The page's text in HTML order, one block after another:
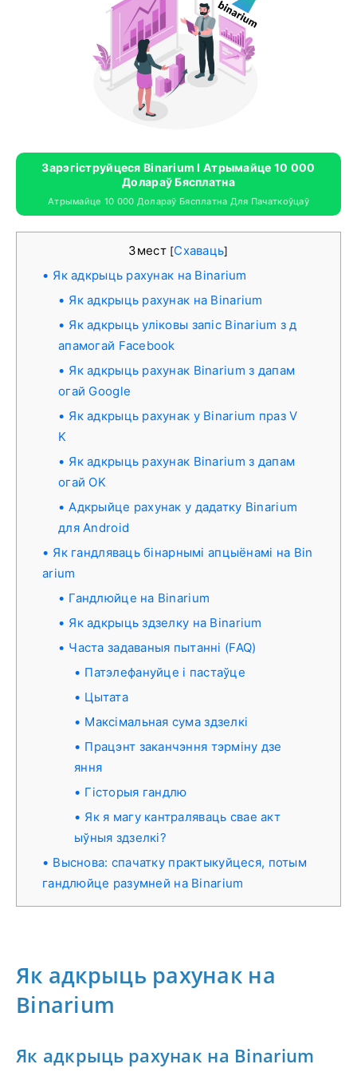
Зарэгіструйцеся Binarium І Атрымайце 10 000
Долараў Бясплатна
Атрымайце 10 000 Долараў Бясплатна Для Пачаткоўцаў
Змест [Схаваць]
Як адкрыць рахунак на Binarium
Як адкрыць рахунак на Binarium
Як адкрыць уліковы запіс Binarium з д
апамогай Facebook
Як адкрыць рахунак Binarium з дапам
огай Google
Як адкрыць рахунак у Binarium праз V
K
Як адкрыць рахунак Binarium з дапам
огай OK
Адкрыйце рахунак у дадатку Binarium
для Android
Як гандляваць бінарнымі апцыёнамі на Bin
arium
Гандлюйце на Binarium
Як адкрыць здзелку на Binarium
Часта задаваныя пытанні (FAQ)
Патэлефануйце і пастаўце
Цытата
Максімальная сума здзелкі
Працэнт заканчэння тэрміну дзе
яння
Гісторыя гандлю
Як я магу кантраляваць свае акт
ыўныя здзелкі?
Выснова: спачатку практыкуйцеся, потым
гандлюйце разумней на Binarium
Як адкрыць рахунак на
Binarium
Як адкрыць рахунак на Binarium